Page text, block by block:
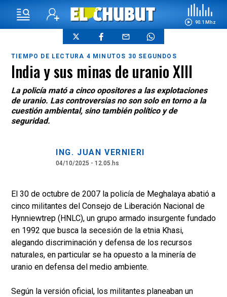
90.1 Mhz
TIEMPO DE LECTURA 4 MINUTOS 30 SEGUNDOS
India y sus minas de uranio XIII
La policía mató a cinco opositores a las explotaciones
de uranio. Las controversias no son solo en torno a la
cuestión ambiental, sino también político y de
seguridad.
ING. JUAN VERNIERI
04/10/2025 - 12.05.hs
El 30 de octubre de 2007 la policía de Meghalaya abatió a
cinco militantes del Consejo de Liberación Nacional de
Hynniewtrep (HNLC), un grupo armado insurgente fundado
en 1992 que busca la secesión de la etnia Khasi,
alegando discriminación y defensa de los recursos
naturales, en particular se ha opuesto a la minería de
uranio en defensa del medio ambiente.
Según la versión oficial, los militantes planeaban un